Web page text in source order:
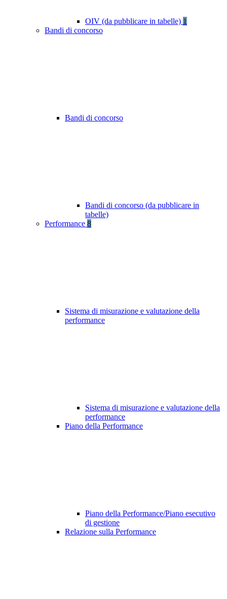
OIV (da pubblicare in tabelle) 1
Bandi di concorso
Bandi di concorso
Bandi di concorso (da pubblicare in
tabelle)
Performance 8
Sistema di misurazione e valutazione della
performance
Sistema di misurazione e valutazione della
performance
Piano della Performance
Piano della Performance/Piano esecutivo
di gestione
Relazione sulla Performance